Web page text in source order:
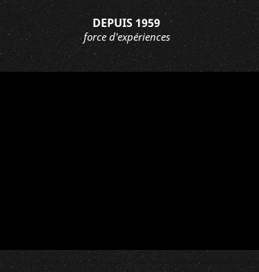
DEPUIS 1959
force d'expériences